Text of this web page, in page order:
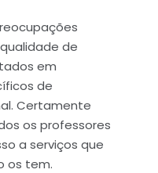
de
em
de
Certamente
os professores
a serviços que
os tem.